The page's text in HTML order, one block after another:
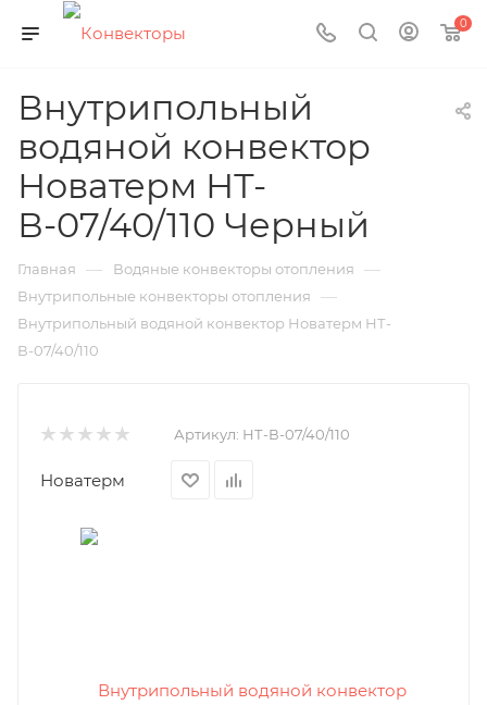
0
Внутрипольный
водяной конвектор
Новатерм НТ-
В-07/40/110 Черный
Главная — Водяные конвекторы отопления —
Внутрипольные конвекторы отопления —
Внутрипольный водяной конвектор Новатерм НТ-
В-07/40/110
Артикул: НТ-В-07/40/110
Новатерм